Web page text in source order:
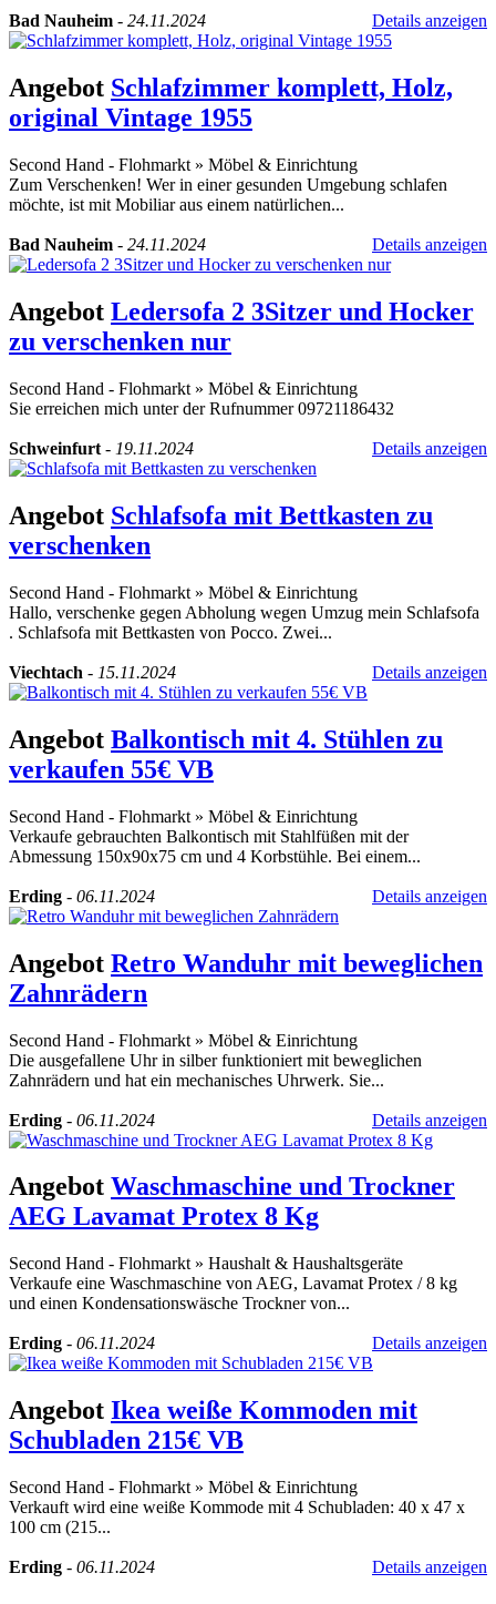
Bad Nauheim - 24.11.2024 Details anzeigen
Angebot Schlafzimmer komplett, Holz,
original Vintage 1955
Second Hand - Flohmarkt » Möbel & Einrichtung
Zum Verschenken! Wer in einer gesunden Umgebung schlafen
möchte, ist mit Mobiliar aus einem natürlichen...
Bad Nauheim - 24.11.2024 Details anzeigen
Angebot Ledersofa 2 3Sitzer und Hocker
zu verschenken nur
Second Hand - Flohmarkt » Möbel & Einrichtung
Sie erreichen mich unter der Rufnummer 09721186432
Schweinfurt - 19.11.2024 Details anzeigen
Angebot Schlafsofa mit Bettkasten zu
verschenken
Second Hand - Flohmarkt » Möbel & Einrichtung
Hallo, verschenke gegen Abholung wegen Umzug mein Schlafsofa
. Schlafsofa mit Bettkasten von Pocco. Zwei...
Viechtach - 15.11.2024 Details anzeigen
Angebot Balkontisch mit 4. Stühlen zu
verkaufen 55€ VB
Second Hand - Flohmarkt » Möbel & Einrichtung
Verkaufe gebrauchten Balkontisch mit Stahlfüßen mit der
Abmessung 150x90x75 cm und 4 Korbstühle. Bei einem...
Erding - 06.11.2024 Details anzeigen
Angebot Retro Wanduhr mit beweglichen
Zahnrädern
Second Hand - Flohmarkt » Möbel & Einrichtung
Die ausgefallene Uhr in silber funktioniert mit beweglichen
Zahnrädern und hat ein mechanisches Uhrwerk. Sie...
Erding - 06.11.2024 Details anzeigen
Angebot Waschmaschine und Trockner
AEG Lavamat Protex 8 Kg
Second Hand - Flohmarkt » Haushalt & Haushaltsgeräte
Verkaufe eine Waschmaschine von AEG, Lavamat Protex / 8 kg
und einen Kondensationswäsche Trockner von...
Erding - 06.11.2024 Details anzeigen
Angebot Ikea weiße Kommoden mit
Schubladen 215€ VB
Second Hand - Flohmarkt » Möbel & Einrichtung
Verkauft wird eine weiße Kommode mit 4 Schubladen: 40 x 47 x
100 cm (215...
Erding - 06.11.2024 Details anzeigen